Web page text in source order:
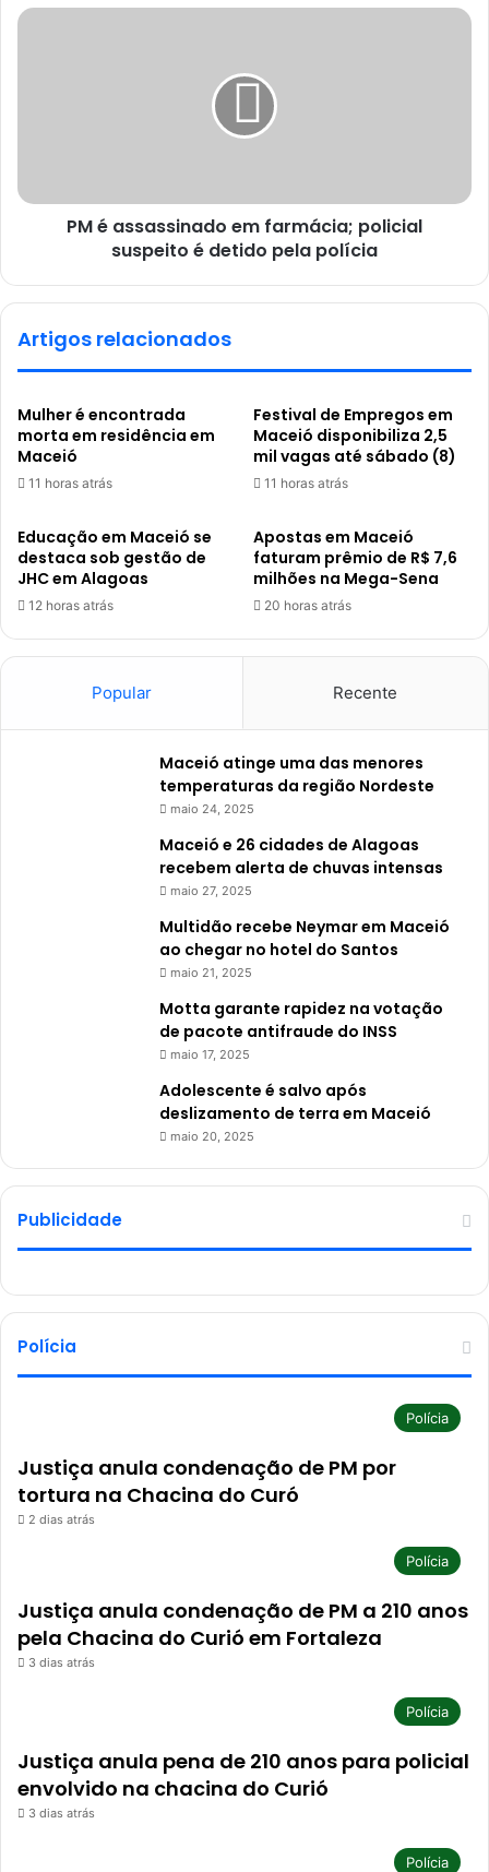
PM é assassinado em farmácia; policial
suspeito é detido pela polícia
Artigos relacionados
Mulher é encontrada
morta em residência em
Maceió
11 horas atrás
Festival de Empregos em
Maceió disponibiliza 2,5
mil vagas até sábado (8)
11 horas atrás
Educação em Maceió se
destaca sob gestão de
JHC em Alagoas
12 horas atrás
Apostas em Maceió
faturam prêmio de R$ 7,6
milhões na Mega-Sena
20 horas atrás
Popular Recente
Maceió atinge uma das menores
temperaturas da região Nordeste
maio 24, 2025
Maceió e 26 cidades de Alagoas
recebem alerta de chuvas intensas
maio 27, 2025
Multidão recebe Neymar em Maceió
ao chegar no hotel do Santos
maio 21, 2025
Motta garante rapidez na votação
de pacote antifraude do INSS
maio 17, 2025
Adolescente é salvo após
deslizamento de terra em Maceió
maio 20, 2025
Publicidade
Polícia
Polícia
Justiça anula condenação de PM por
tortura na Chacina do Curó
2 dias atrás
Polícia
Justiça anula condenação de PM a 210 anos
pela Chacina do Curió em Fortaleza
3 dias atrás
Polícia
Justiça anula pena de 210 anos para policial
envolvido na chacina do Curió
3 dias atrás
Polícia